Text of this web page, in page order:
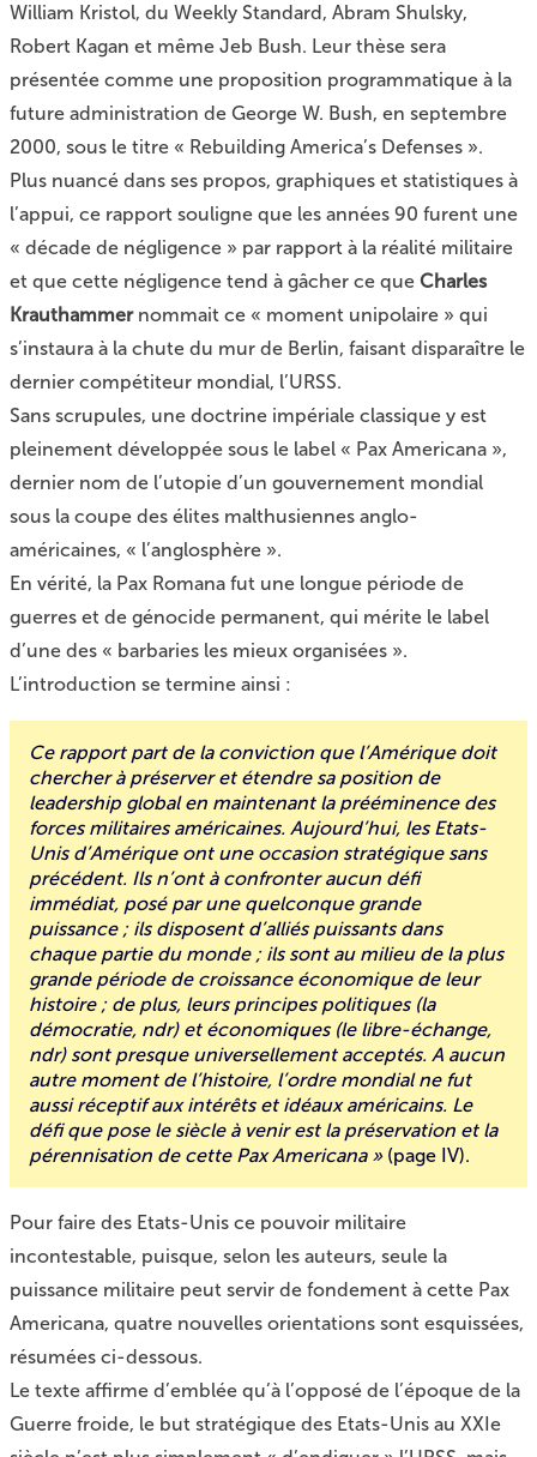
William Kristol, du Weekly Standard, Abram Shulsky,
Robert Kagan et même Jeb Bush. Leur thèse sera
présentée comme une proposition programmatique à la
future administration de George W. Bush, en septembre
2000, sous le titre « Rebuilding America’s Defenses ».
Plus nuancé dans ses propos, graphiques et statistiques à
l’appui, ce rapport souligne que les années 90 furent une
« décade de négligence » par rapport à la réalité militaire
et que cette négligence tend à gâcher ce que Charles
Krauthammernommait ce « moment unipolaire » qui
s’instaura à la chute du mur de Berlin, faisant disparaître le
dernier compétiteur mondial, l’URSS.
Sans scrupules, une doctrine impériale classique y est
pleinement développée sous le label « Pax Americana »,
dernier nom de l’utopie d’un gouvernement mondial
sous la coupe des élites malthusiennes anglo-
américaines, « l’anglosphère ».
En vérité, la Pax Romana fut une longue période de
guerres et de génocide permanent, qui mérite le label
d’une des « barbaries les mieux organisées ».
L’introduction se termine ainsi :
Ce rapport part de la conviction que l’Amérique doit
chercher à préserver et étendre sa position de
leadership global en maintenant la prééminence des
forces militaires américaines. Aujourd’hui, les Etats-
Unis d’Amérique ont une occasion stratégique sans
précédent. Ils n’ont à confronter aucun défi
immédiat, posé par une quelconque grande
puissance ; ils disposent d’alliés puissants dans
chaque partie du monde ; ils sont au milieu de la plus
grande période de croissance économique de leur
histoire ; de plus, leurs principes politiques (la
démocratie, ndr) et économiques (le libre-échange,
ndr) sont presque universellement acceptés. A aucun
autre moment de l’histoire, l’ordre mondial ne fut
aussi réceptif aux intérêts et idéaux américains. Le
défi que pose le siècle à venir est la préservation et la
pérennisation de cette Pax Americana »(page IV).
Pour faire des Etats-Unis ce pouvoir militaire
incontestable, puisque, selon les auteurs, seule la
puissance militaire peut servir de fondement à cette Pax
Americana, quatre nouvelles orientations sont esquissées,
résumées ci-dessous.
Le texte affirme d’emblée qu’à l’opposé de l’époque de la
Guerre froide, le but stratégique des Etats-Unis au XXIe